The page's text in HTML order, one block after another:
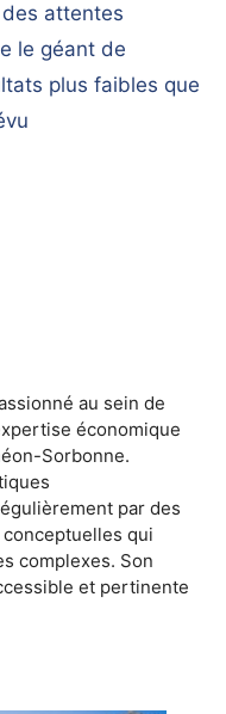
attentes
le géant de
plus faibles que
au sein de
économique
Sorbonne.
par des
qui
complexes. Son
et pertinente